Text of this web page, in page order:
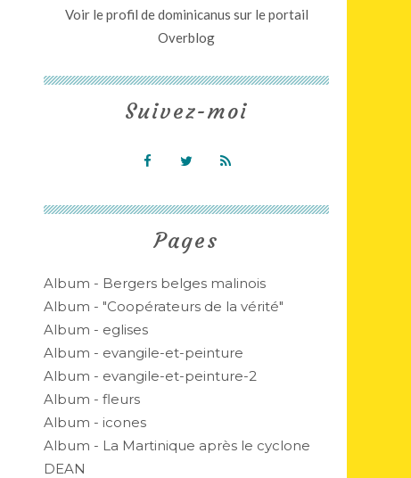
Pages
Album - Bergers belges malinois
Album - "Coopérateurs de la vérité"
Album - eglises
Album - evangile-et-peinture
Album - evangile-et-peinture-2
Album - fleurs
Album - icones
Album - La Martinique après le cyclone
DEAN
Voir le profil dedominicanus sur le portail
Overblog
Suivez-moi